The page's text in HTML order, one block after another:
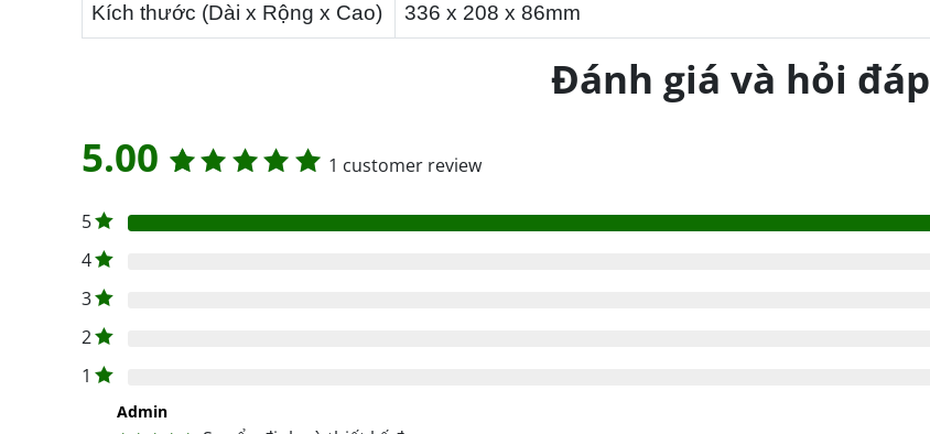
Kích thước (Dài x Rộng x Cao) 336 x 208 x 86mm
Đánh giá và hỏi đáp
5.00
5.00out
1 customer review
5
4
3
2
1
Admin